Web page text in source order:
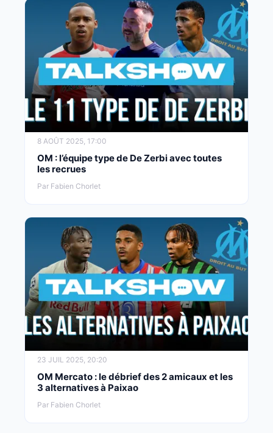
8 AOÛT 2025, 17:00
OM : l’équipe type de De Zerbi avec toutes
les recrues
Par Fabien Chorlet
23 JUIL 2025, 20:20
OM Mercato : le débrief des 2 amicaux et les
3 alternatives à Paixao
Par Fabien Chorlet